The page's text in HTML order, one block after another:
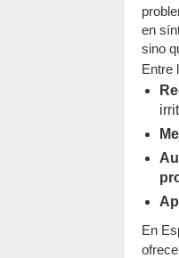
en
sino
Entre
En